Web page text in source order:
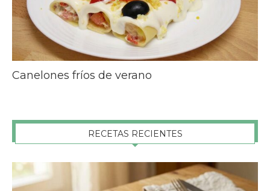
Canelones fríos de verano
RECETAS RECIENTES